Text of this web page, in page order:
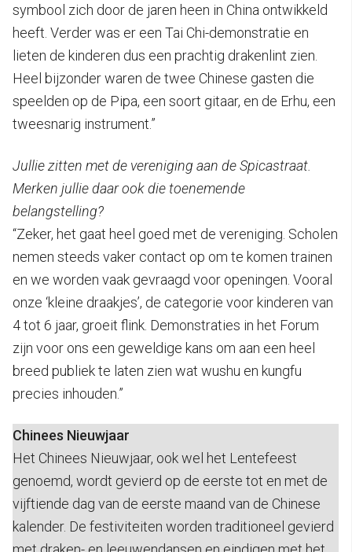
symbool zich door de jaren heen in China ontwikkeld
heeft. Verder was er een Tai Chi-demonstratie en
lieten de kinderen dus een prachtig drakenlint zien.
Heel bijzonder waren de twee Chinese gasten die
speelden op de Pipa, een soort gitaar, en de Erhu, een
tweesnarig instrument.”
Jullie zitten met de vereniging aan de Spicastraat.
Merken jullie daar ook die toenemende
belangstelling?
“Zeker, het gaat heel goed met de vereniging. Scholen
nemen steeds vaker contact op om te komen trainen
en we worden vaak gevraagd voor openingen. Vooral
onze ‘kleine draakjes’, de categorie voor kinderen van
4 tot 6 jaar, groeit flink. Demonstraties in het Forum
zijn voor ons een geweldige kans om aan een heel
breed publiek te laten zien wat wushu en kungfu
precies inhouden.”
Chinees Nieuwjaar
Het Chinees Nieuwjaar, ook wel het Lentefeest
genoemd, wordt gevierd op de eerste tot en met de
vijftiende dag van de eerste maand van de Chinese
kalender. De festiviteiten worden traditioneel gevierd